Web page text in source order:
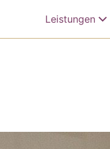
Leistungen